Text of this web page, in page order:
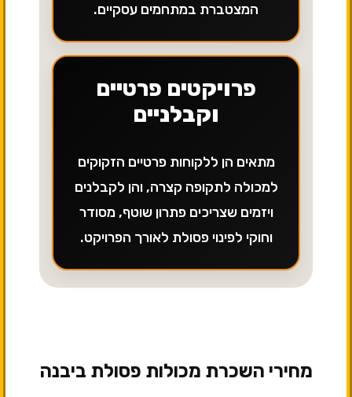
המצטברת במתחמים עסקיים.
פרויקטים פרטיים
וקבלניים
מתאים הן ללקוחות פרטיים הזקוקים
למכולה לתקופה קצרה, והן לקבלנים
ויזמים שצריכים פתרון שוטף, מסודר
וחוקי לפינוי פסולת לאורך הפרויקט.
מחירי השכרת מכולות פסולת ביבנה